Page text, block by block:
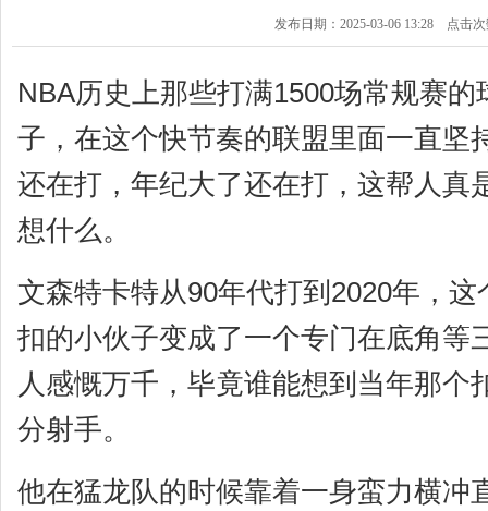
发布日期：2025-03-06 13:28 点击次
NBA历史上那些打满1500场常规赛
子，在这个快节奏的联盟里面一直坚
还在打，年纪大了还在打，这帮人真
想什么。
文森特卡特从90年代打到2020年，
扣的小伙子变成了一个专门在底角等
人感慨万千，毕竟谁能想到当年那个
分射手。
他在猛龙队的时候靠着一身蛮力横冲